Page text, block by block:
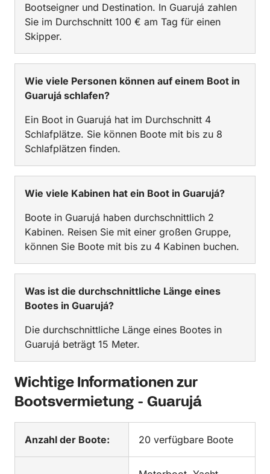
Bootseigner und Destination. In Guarujá zahlen
Sie im Durchschnitt 100 € am Tag für einen
Skipper.
Wie viele Personen können auf einem Boot in
Guarujá schlafen?
Ein Boot in Guarujá hat im Durchschnitt 4
Schlafplätze. Sie können Boote mit bis zu 8
Schlafplätzen finden.
Wie viele Kabinen hat ein Boot in Guarujá?
Boote in Guarujá haben durchschnittlich 2
Kabinen. Reisen Sie mit einer großen Gruppe,
können Sie Boote mit bis zu 4 Kabinen buchen.
Was ist die durchschnittliche Länge eines
Bootes in Guarujá?
Die durchschnittliche Länge eines Bootes in
Guarujá beträgt 15 Meter.
Wichtige Informationen zur
Bootsvermietung - Guarujá
Anzahl der Boote: 20 verfügbare Boote